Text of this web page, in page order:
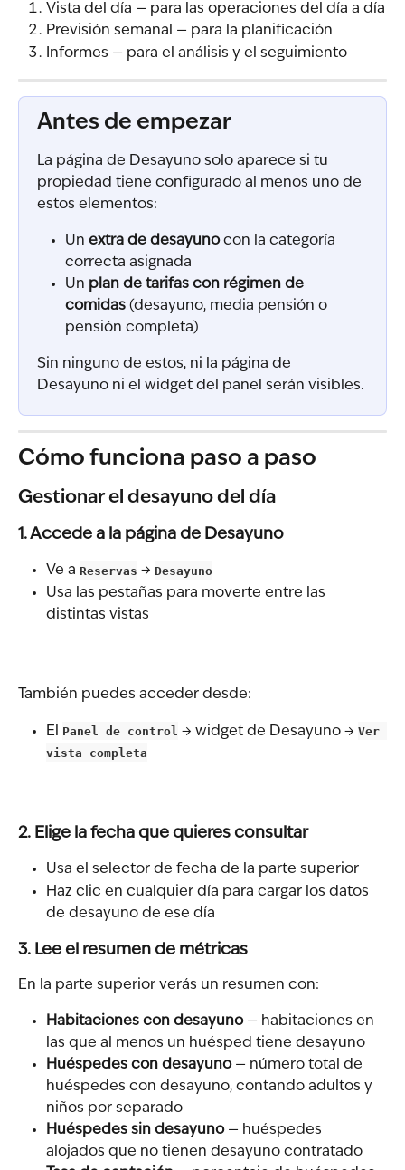
Vista del día — para las operaciones del día a día
Previsión semanal — para la planificación
Informes — para el análisis y el seguimiento
Antes de empezar
La página de Desayuno solo aparece si tu
propiedad tiene configurado al menos uno de
estos elementos:
Un extra de desayuno con la categoría
correcta asignada
Un plan de tarifas con régimen de
comidas (desayuno, media pensión o
pensión completa)
Sin ninguno de estos, ni la página de
Desayuno ni el widget del panel serán visibles.
Cómo funciona paso a paso
Gestionar el desayuno del día
1. Accede a la página de Desayuno
Ve a Reservas → Desayuno
Usa las pestañas para moverte entre las
distintas vistas
También puedes acceder desde:
El Panel de control → widget de Desayuno → Ver
vista completa
2. Elige la fecha que quieres consultar
Usa el selector de fecha de la parte superior
Haz clic en cualquier día para cargar los datos
de desayuno de ese día
3. Lee el resumen de métricas
En la parte superior verás un resumen con:
Habitaciones con desayuno — habitaciones en
las que al menos un huésped tiene desayuno
Huéspedes con desayuno — número total de
huéspedes con desayuno, contando adultos y
niños por separado
Huéspedes sin desayuno — huéspedes
alojados que no tienen desayuno contratado